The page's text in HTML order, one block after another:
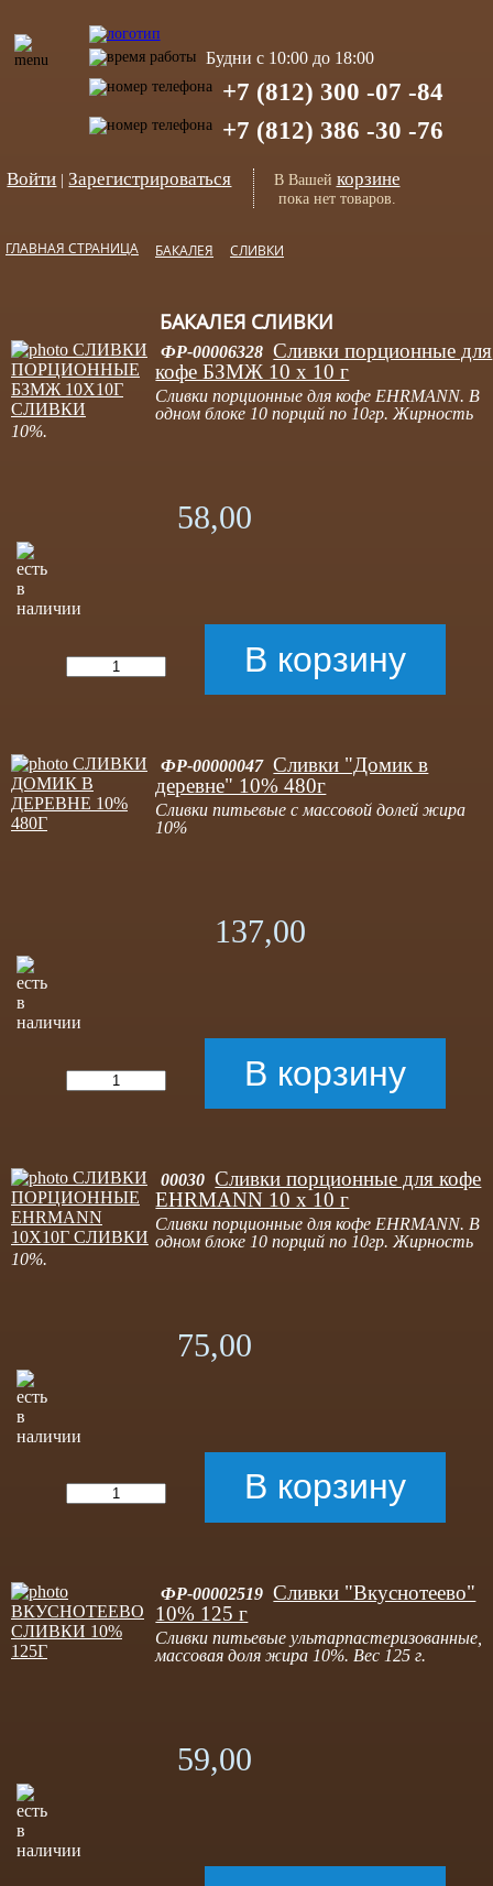
Будни с 10:00 до 18:00
+7 (812) 300 -07 -84
+7 (812) 386 -30 -76
Войти |Зарегистрироваться В Вашей корзине
пока нет товаров.
ГЛАВНАЯ СТРАНИЦА БАКАЛЕЯ СЛИВКИ
БАКАЛЕЯ СЛИВКИ
ФР-00006328 Сливки порционные для
кофе БЗМЖ 10 х 10 г
Сливки порционные для кофе EHRMANN. В
одном блоке 10 порций по 10гр. Жирность
10%.
58,00
ФР-00000047 Сливки "Домик в
деревне" 10% 480г
Сливки питьевые с массовой долей жира
10%
137,00
00030 Сливки порционные для кофе
EHRMANN 10 х 10 г
Сливки порционные для кофе EHRMANN. В
одном блоке 10 порций по 10гр. Жирность
10%.
75,00
ФР-00002519 Сливки "Вкуснотеево"
10% 125 г
Сливки питьевые ультарпастеризованные,
массовая доля жира 10%. Вес 125 г.
59,00